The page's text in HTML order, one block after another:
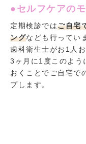
●セルフケアの
定期検診ではご自宅
ングなども行ってい
歯科衛生士がお1人
3ヶ月に1度このよう
おくことでご自宅で
プします。